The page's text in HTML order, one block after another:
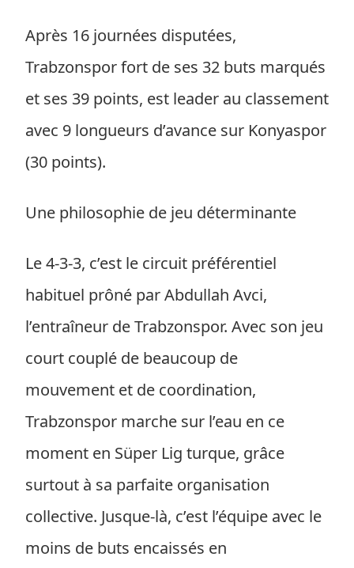
Après 16 journées disputées,
Trabzonspor fort de ses 32 buts marqués
et ses 39 points, est leader au classement
avec 9 longueurs d’avance sur Konyaspor
(30 points).
Une philosophie de jeu déterminante
Le 4-3-3, c’est le circuit préférentiel
habituel prôné par Abdullah Avci,
l’entraîneur de Trabzonspor. Avec son jeu
court couplé de beaucoup de
mouvement et de coordination,
Trabzonspor marche sur l’eau en ce
moment en Süper Lig turque, grâce
surtout à sa parfaite organisation
collective. Jusque-là, c’est l’équipe avec le
moins de buts encaissés en